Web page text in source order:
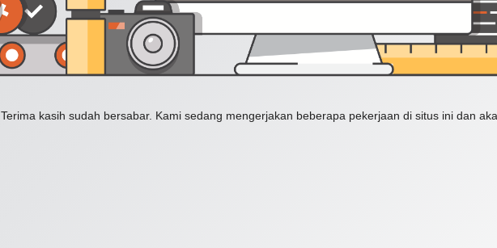
Terima kasih sudah bersabar. Kami sedang mengerjakan beberapa pekerjaan di situs ini dan